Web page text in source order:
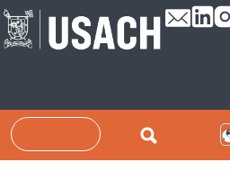
Passar para o conteúdo principal
Pesquisar